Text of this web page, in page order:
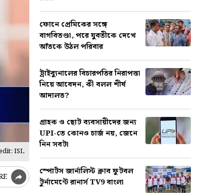
ISL
ফোনে প্রেমিকের সঙ্গে
বাগবিতণ্ডা, পরে যুবতীকে দেখে
আঁতকে উঠল পরিবার
ট্রাইব্যুনালের বিচারপতির নিরাপত্তা
নিয়ে আবেদন, কী বলল শীর্ষ
আদালত?
গ্রাহক ও ছোট ব্যবসায়ীদের জন্য
UPI-তে কোনও চার্জ নয়, জেনে
নিন সবটা
স্পোর্টস জার্নালিস্ট ক্লাব ফুটবল
টুর্নামেন্টে রানার্স TV9 বাংলা